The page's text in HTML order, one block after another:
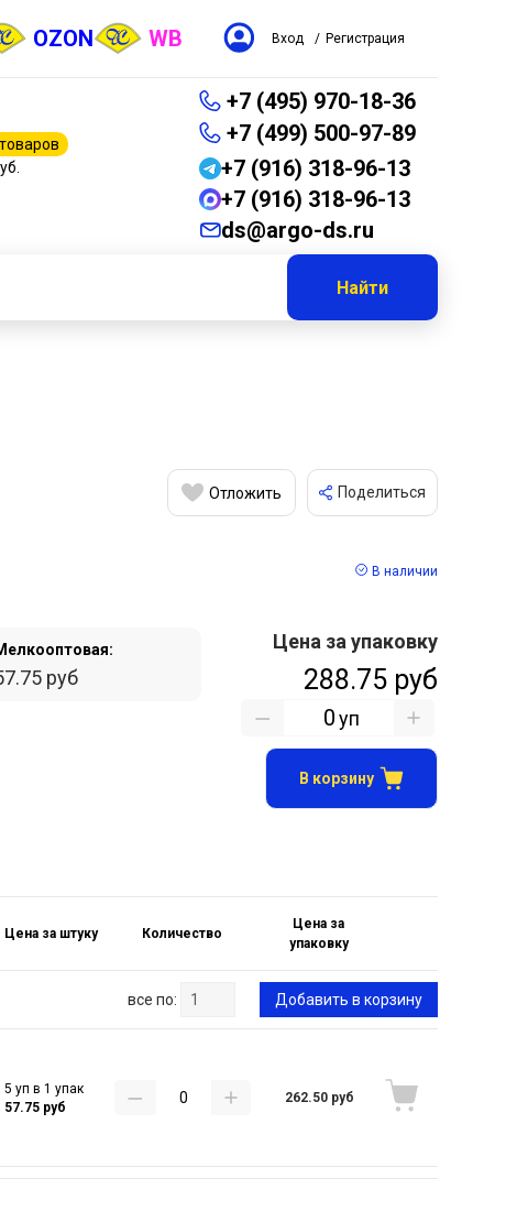
OZON WB Вход / Регистрация
+7 (495) 970-18-36
+7 (499) 500-97-89
+7 (916) 318-96-13
+7 (916) 318-96-13
ds@argo-ds.ru
Найти
Отложить Поделиться
В наличии
руб
Цена за упаковку
288.75 руб
уп
В корзину
Цена за штуку Количество
Цена за
упаковку
все по: Добавить в корзину
5 уп в 1 упак
57.75 руб
262.50 руб